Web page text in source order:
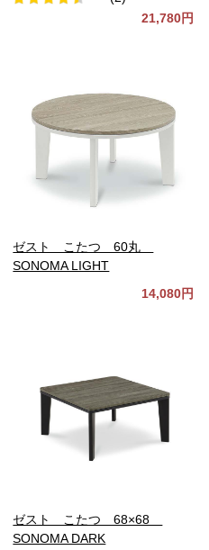
21,780円
ゼスト こたつ 60丸
SONOMA LIGHT
14,080円
ゼスト こたつ 68×68
SONOMA DARK